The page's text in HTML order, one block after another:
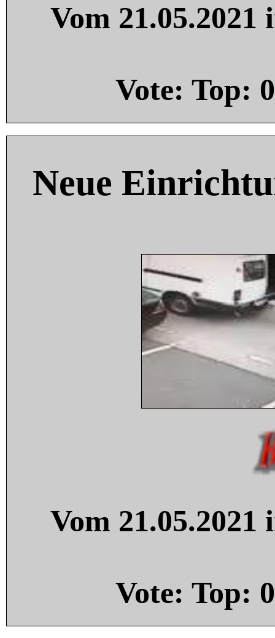
Vom
Vote: Top: 0
Neue
Vom
Vote: Top: 0